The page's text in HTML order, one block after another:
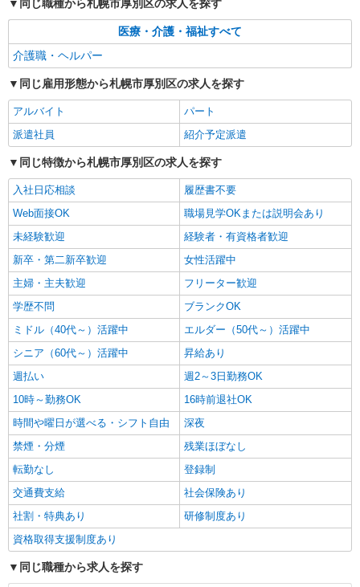
【派遣時給】1,350〜1,500円（資格・経験によ
る） 交通費別途支給
キープ 詳細を見る
派遣社員
株式会社トラストグロース 北海道支社
介護老人保健施設での介護業務
【派遣時給】1,350〜1,500円（資格・経験によ
る） 交通費別途支給
北海道札幌市厚別区山本
キープ 詳細を見る
派遣社員
株式会社トラストグロース 北海道支社
介護付有料老人ホームでの介護業務（夜勤専
従）
【派遣時給】1,350〜1,500円（資格・経験によ
る） 交通費別途支給
北海道札幌市厚別区青葉町
キープ
派遣社員
株式会社トラストグロース 北海道支社
グループホームでの夜勤専従業務
【派遣時給】1,350〜1,500円（資格・経験によ
る） 交通費別途支給
北海道札幌市厚別区厚別西四条
同じ職種から札幌市厚別区の求人を探す
医療・介護・福祉すべて
介護職・ヘルパー
同じ雇用形態から札幌市厚別区の求人を探す
アルバイト
パート
派遣社員
紹介予定派遣
同じ特徴から札幌市厚別区の求人を探す
入社日応相談
履歴書不要
Web面接OK
職場見学OKまたは説明会あり
未経験歓迎
経験者・有資格者歓迎
新卒・第二新卒歓迎
女性活躍中
主婦・主夫歓迎
フリーター歓迎
学歴不問
ブランクOK
ミドル（40代～）活躍中
エルダー（50代～）活躍中
シニア（60代～）活躍中
昇給あり
週払い
週2～3日勤務OK
10時～勤務OK
16時前退社OK
時間や曜日が選べる・シフト自由
深夜
禁煙・分煙
残業ほぼなし
転勤なし
登録制
交通費支給
社会保険あり
社割・特典あり
研修制度あり
資格取得支援制度あり
同じ職種から求人を探す